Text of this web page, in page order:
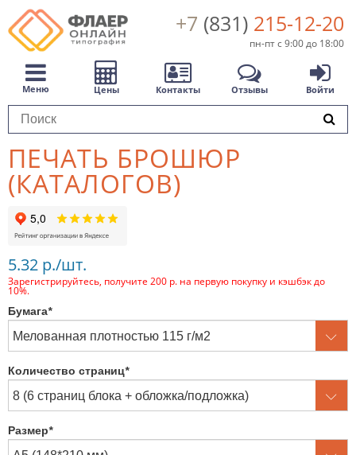
+7 (831) 215-12-20
пн-пт с 9:00 до 18:00
Меню Цены Контакты Отзывы Войти
ПЕЧАТЬ БРОШЮР
(КАТАЛОГОВ)
5.32 р./шт.
Зарегистрируйтесь, получите 200 р. на первую покупку и кэшбэк до
10%.
Бумага*
Количество страниц*
Размер*